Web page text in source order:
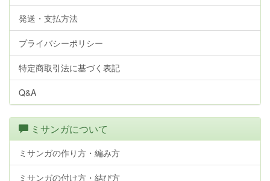
発送・支払方法
プライバシーポリシー
特定商取引法に基づく表記
Q&A
ミサンガについて
ミサンガの作り方・編み方
ミサンガの付け方・結び方